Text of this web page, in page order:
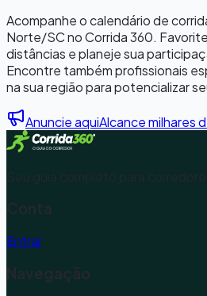
Acompanhe o calendário de
Norte/SCno Corrida 360.
distâncias e planeje sua
Encontre também profissionais
na sua região para potencializar
Anuncie aquiAlcance milhares
Seu guia completo para
Conta
Entrar
Navegação